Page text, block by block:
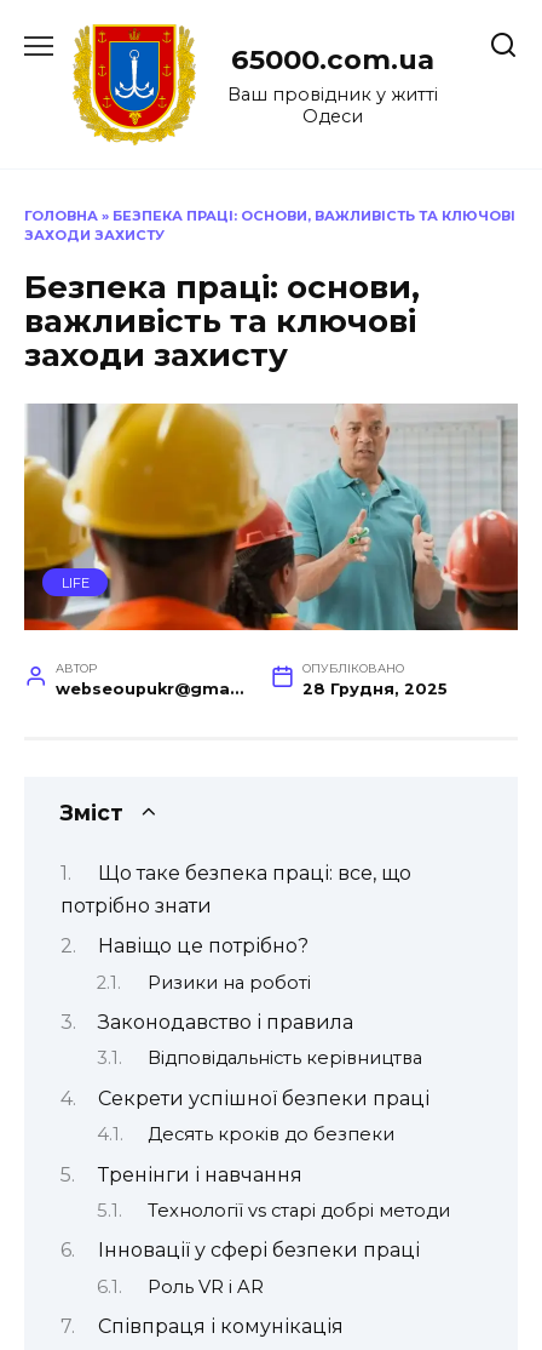
до
65000.com.ua
Ваш провідник у житті
Одеси
ГОЛОВНА » БЕЗПЕКА ПРАЦІ: ОСНОВИ, ВАЖЛИВІСТЬ ТА КЛЮЧОВІ
ЗАХОДИ ЗАХИСТУ
Безпека праці: основи,
важливість та ключові
заходи захисту
LIFE
АВТОР
webseoupukr@gmail.com
ОПУБЛІКОВАНО
28 Грудня, 2025
Зміст
Що таке безпека праці: все, що
потрібно знати
Навіщо це потрібно?
Ризики на роботі
Законодавство і правила
Відповідальність керівництва
Секрети успішної безпеки праці
Десять кроків до безпеки
Тренінги і навчання
Технології vs старі добрі методи
Інновації у сфері безпеки праці
Роль VR і AR
Співпраця і комунікація